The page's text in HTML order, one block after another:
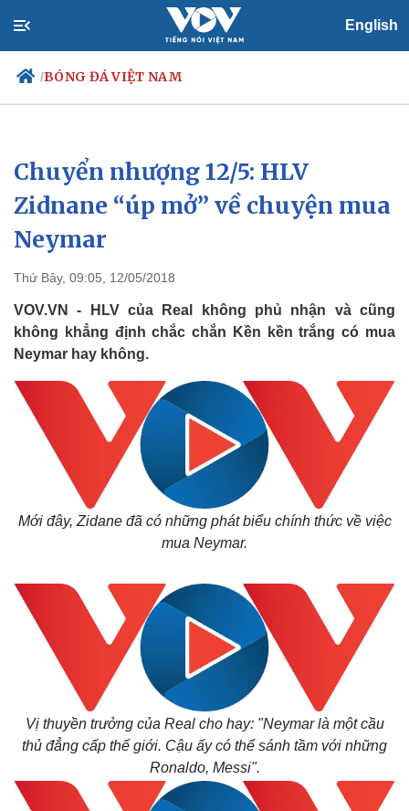
English
/BÓNG ĐÁ VIỆT NAM
Chính trị
Đảng
Tổ chức nhân sự
Quốc hội
Nhận diện sự thật
Xã hội
Tin 24h
Dự báo thời tiết
Chuyển nhượng 12/5: HLV
Zidnane “úp mở” về chuyện mua
Neymar
Thứ Bảy, 09:05, 12/05/2018
VOV.VN - HLV của Real không phủ nhận và cũng
không khẳng định chắc chắn Kền kền trắng có mua
Neymar hay không.
Mới đây, Zidane đã có những phát biểu chính thức về việc
mua Neymar.
Vị thuyền trưởng của Real cho hay: "Neymar là một cầu
thủ đẳng cấp thế giới. Cậu ấy có thể sánh tầm với những
Ronaldo, Messi".